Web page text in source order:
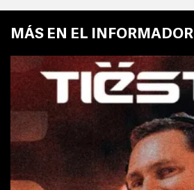
MÁS EN EL INFORMADOR